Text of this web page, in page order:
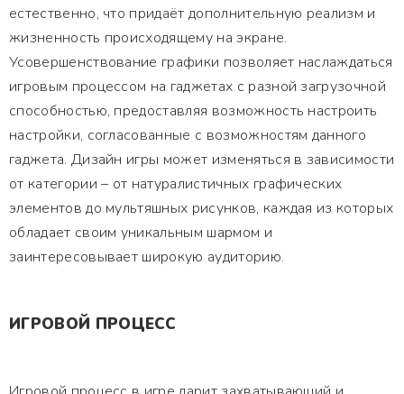
естественно, что придаёт дополнительную реализм и
жизненность происходящему на экране.
Усовершенствование графики позволяет наслаждаться
игровым процессом на гаджетах с разной загрузочной
способностью, предоставляя возможность настроить
настройки, согласованные с возможностям данного
гаджета. Дизайн игры может изменяться в зависимости
от категории – от натуралистичных графических
элементов до мультяшных рисунков, каждая из которых
обладает своим уникальным шармом и
заинтересовывает широкую аудиторию.
ИГРОВОЙ ПРОЦЕСС